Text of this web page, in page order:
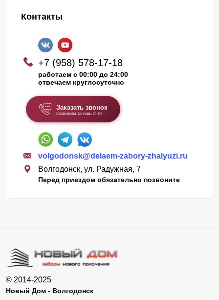
Контакты
+7 (958) 578-17-18
работаем с 00:00 до 24:00
отвечаем круглосуточно
Заказать звонок
позвоним за наш счет
volgodonsk@delaem-zabory-zhalyuzi.ru
Волгодонск, ул. Радужная, 7
Перед приездом обязательно позвоните
© 2014-2025
Новый Дом - Волгодонск